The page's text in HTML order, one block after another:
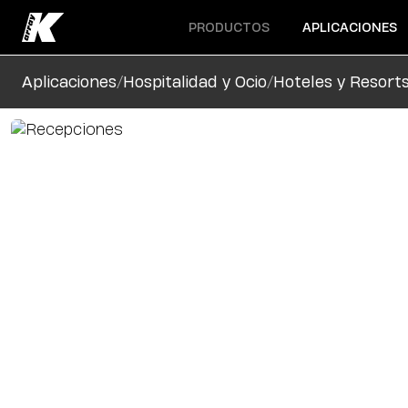
Abrir menú
PRODUCTOS Abrir menú
APLICACIONES
Aplicaciones/Hospitalidad y Ocio/Hoteles y Resorts